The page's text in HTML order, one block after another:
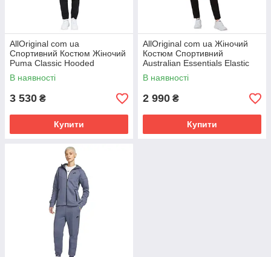
AllOriginal com ua
Спортивний Костюм Жіночий
Puma Classic Hooded
Tracksuit 67369902
(Оригінал) РОЗМІРИ
В наявності
3 530 ₴
Купити
AllOriginal com ua Жіночий
Костюм Спортивний
Australian Essentials Elastic
Fleece Track Suit
LSDTU0076-003
В наявності
2 990 ₴
Купити